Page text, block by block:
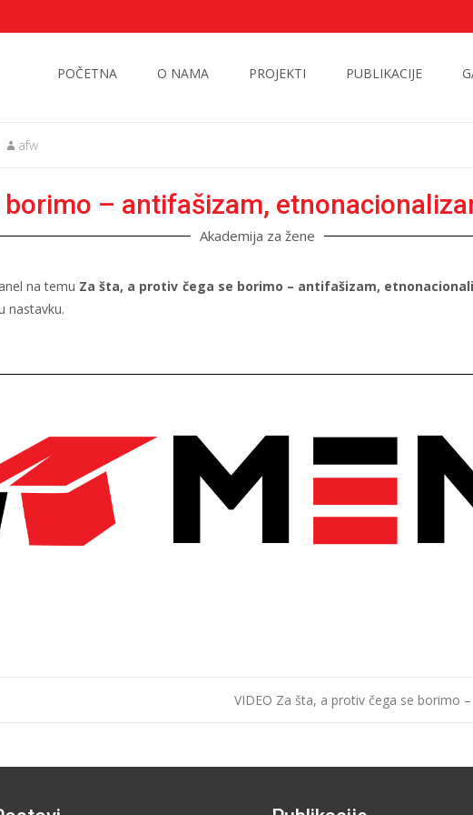
POČETNA O NAMA PROJEKTI PUBLIKACIJE
afw
– antifašizam,
Akademija za žene
na temu Za šta, a protiv čega se borimo – antifašizam,
nastavku.
VIDEO Za šta, a protiv čega se borimo